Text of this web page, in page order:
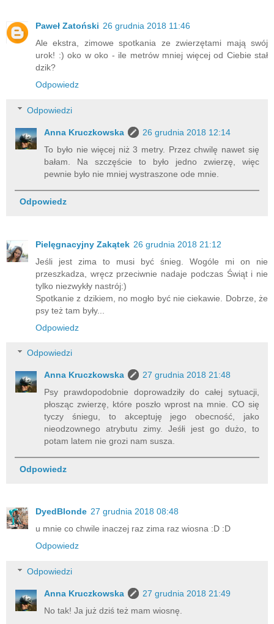
Paweł Zatoński 26 grudnia 2018 11:46
Ale ekstra, zimowe spotkania ze zwierzętami mają swój
urok! :) oko w oko - ile metrów mniej więcej od Ciebie stał
dzik?
Odpowiedz
Odpowiedzi
Anna Kruczkowska
26 grudnia 2018 12:14
To było nie więcej niż 3 metry. Przez chwilę nawet się
bałam. Na szczęście to było jedno zwierzę, więc
pewnie było nie mniej wystraszone ode mnie.
Odpowiedz
Pielęgnacyjny Zakątek 26 grudnia 2018 21:12
Jeśli jest zima to musi być śnieg. Wogóle mi on nie
przeszkadza, wręcz przeciwnie nadaje podczas Świąt i nie
tylko niezwykły nastrój:)
Spotkanie z dzikiem, no mogło być nie ciekawie. Dobrze, że
psy też tam były...
Odpowiedz
Odpowiedzi
Anna Kruczkowska
27 grudnia 2018 21:48
Psy prawdopodobnie doprowadziły do całej sytuacji,
płosząc zwierzę, które poszło wprost na mnie. CO się
tyczy śniegu, to akceptuję jego obecność, jako
nieodzownego atrybutu zimy. Jeśłi jest go dużo, to
potam latem nie grozi nam susza.
Odpowiedz
DyedBlonde 27 grudnia 2018 08:48
u mnie co chwile inaczej raz zima raz wiosna :D :D
Odpowiedz
Odpowiedzi
Anna Kruczkowska
27 grudnia 2018 21:49
No tak! Ja już dziś też mam wiosnę.